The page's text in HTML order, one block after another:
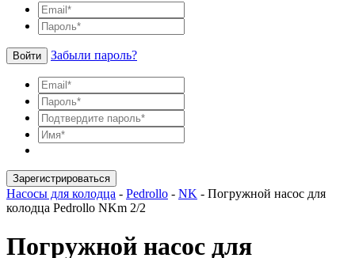
Войти Забыли пароль?
Зарегистрироваться
Насосы для колодца - Pedrollo - NK - Погружной насос для
колодца Pedrollo NKm 2/2
Погружной насос для